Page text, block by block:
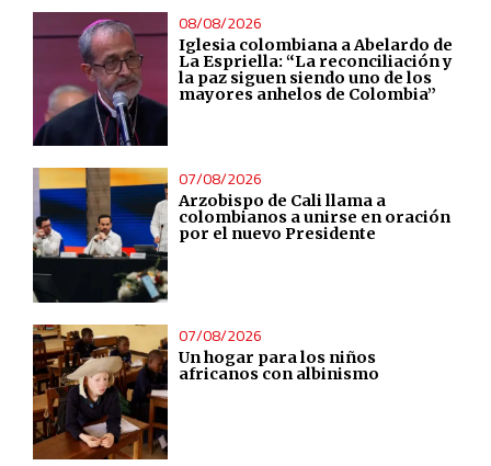
08/08/2026
Iglesia colombiana a Abelardo de
La Espriella: “La reconciliación y
la paz siguen siendo uno de los
mayores anhelos de Colombia”
07/08/2026
Arzobispo de Cali llama a
colombianos a unirse en oración
por el nuevo Presidente
07/08/2026
Un hogar para los niños
africanos con albinismo